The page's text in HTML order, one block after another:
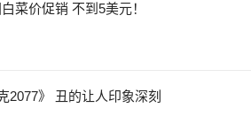
菜价促销 不到5美元！
2077》 丑的让人印象深刻